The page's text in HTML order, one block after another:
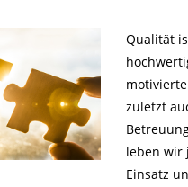
Qualität
zuletzt
leben wir
Einsatz